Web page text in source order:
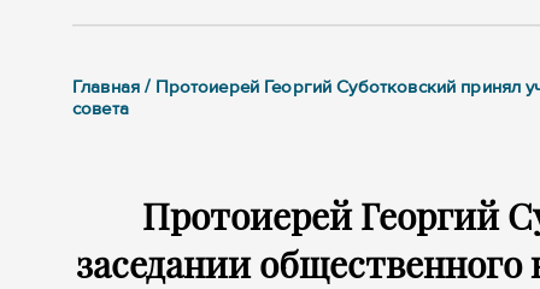
Главная / Протоиерей Георгий Суботковский принял
совета
Протоиерей Георгий
заседании общественного